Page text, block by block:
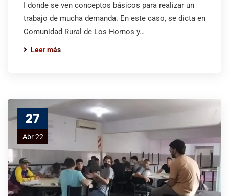
I donde se ven conceptos básicos para realizar un
trabajo de mucha demanda. En este caso, se dicta en
Comunidad Rural de Los Hornos y…
Leer más
27
Abr 22